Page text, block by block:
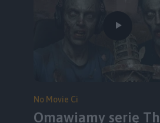
No Movie Ci
Omawiamy serię